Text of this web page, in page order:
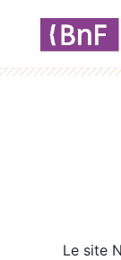
Le site